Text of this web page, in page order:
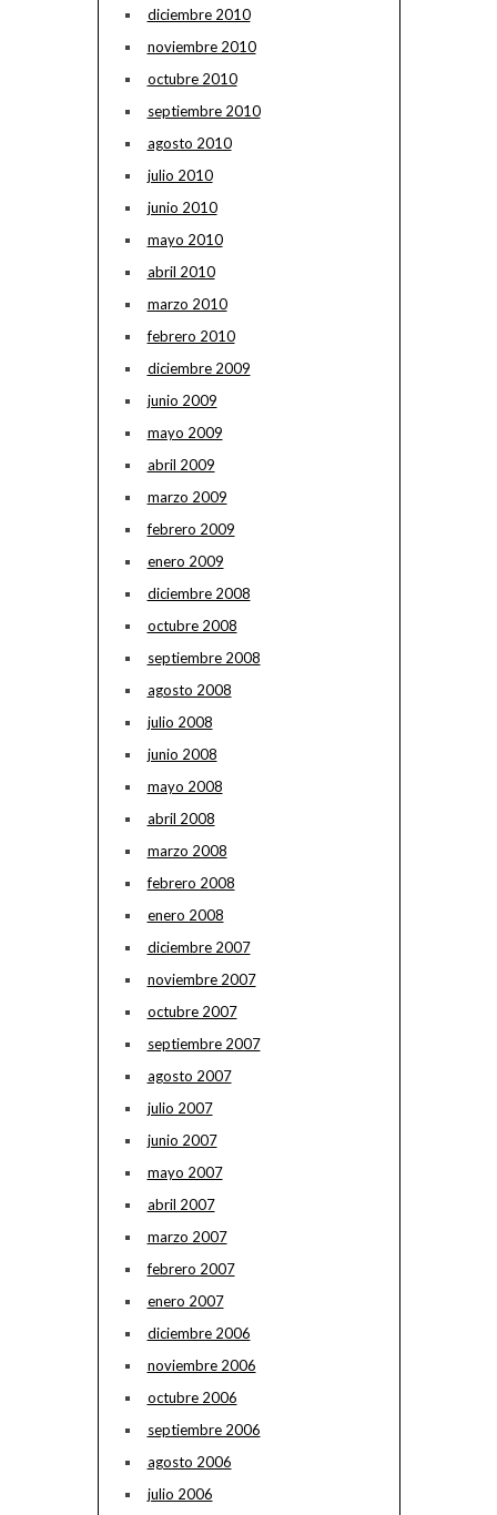
diciembre 2010
noviembre 2010
octubre 2010
septiembre 2010
agosto 2010
julio 2010
junio 2010
mayo 2010
abril 2010
marzo 2010
febrero 2010
diciembre 2009
junio 2009
mayo 2009
abril 2009
marzo 2009
febrero 2009
enero 2009
diciembre 2008
octubre 2008
septiembre 2008
agosto 2008
julio 2008
junio 2008
mayo 2008
abril 2008
marzo 2008
febrero 2008
enero 2008
diciembre 2007
noviembre 2007
octubre 2007
septiembre 2007
agosto 2007
julio 2007
junio 2007
mayo 2007
abril 2007
marzo 2007
febrero 2007
enero 2007
diciembre 2006
noviembre 2006
octubre 2006
septiembre 2006
agosto 2006
julio 2006